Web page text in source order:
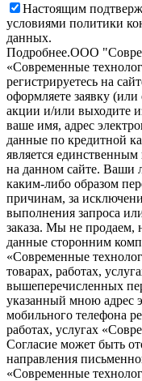
Настоящим
условиями политики
данных.
Подробнее.OOO
«Современные
регистрируетесь на
оформляете заявку (или
акции и/или выходите
ваше имя, адрес
данные по кредитной
является
на данном сайте. Ваши
каким-либо образом
причинам, за
выполнения запроса
заказа. Мы не продаем,
данные сторонним
«Современные
товарах, работах,
вышеперечисленных
указанный мною адрес
мобильного телефона
работах, услугах
Согласие может быть
направления
«Современные